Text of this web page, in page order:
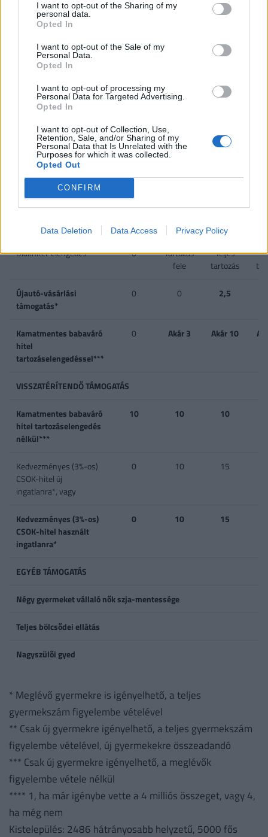
I want to opt-out of the Sharing of my
personal data.
Opted In
I want to opt-out of the Sale of my
Personal Data.
Opted In
I want to opt-out of processing my
Personal Data for Targeted Advertising.
Opted In
I want to opt-out of Collection, Use,
Retention, Sale, and/or Sharing of my
Personal Data that Is Unrelated with the
Purposes for which it was collected.
Opted Out
CONFIRM
Data Deletion Data Access Privacy Policy
VISSZA NEM TÉRÍTENDŐ TÁMOGATÁS
CSOK új építésű
ingatlanra*, vagy
0,6 10
CSOK használt ingatlan
vásárlására (nem
kistelepülés)*, vagy
CSOK használt ingatlan
vásárlására, bővítésére
és/vagy
korszerűsítésére
(kistelepülés)*
0,6 2,6 10
elengedés**
Diákhitel-elengedés** 0
Tartozás
fele
Teljes
tartozás
Újautó-vásárlási
támogatás*
0 0 2,5
Kamatmentes babaváró
hitel
tartozáselengedéssel***
0 Akár 3 Akár 10
VISSZATÉRÍTENDŐ TÁMOGATÁS
Kamatmentes babaváró
hitel tartozáselengedés
nélkül***
10 10 10
Kedvezményes (3%-os)
CSOK-hitel új
ingatlanra*, vagy
0 10 15
Kedvezményes (3%-os)
CSOK-hitel használt
ingatlanra*
0 10 15
EGYÉB TÁMOGATÁS
Négy gyermeket vállaló nők szja-mentessége
Teljes bölcsődei ellátás
Nagyszülői gyed
* Meglévő gyermekre is igényelhető, a teljes
gyermekszám figyelembe vételével
** Csak új gyermekre igényelhető, a teljes gyermekszám
figyelembe vételével, új gyermekekre összeadandó
*** Csak új gyermekre igényelhető, a meglévők
figyelembe vétele nélkül
**** 1, ha már igénybe vette a 4 milliós összeget, vagy 4,
ha még nem
Kistelepülés: 2486 hátrányosabb helyzetű, 5000 fős